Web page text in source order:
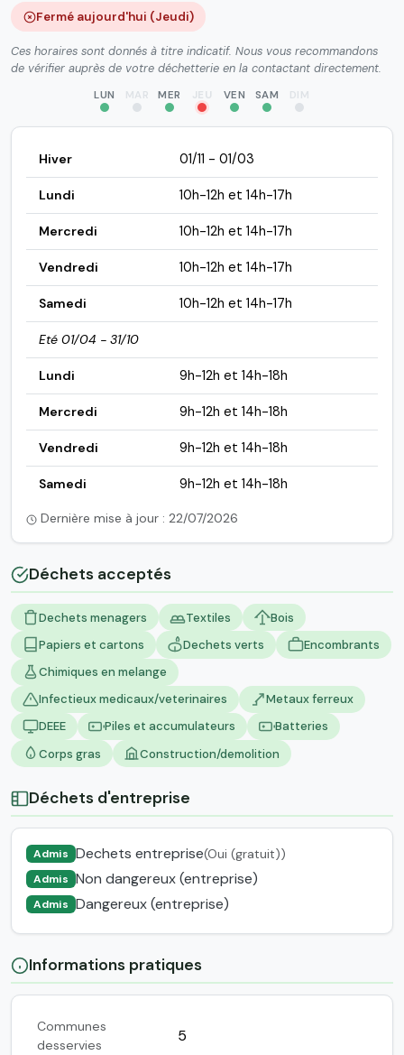
Fermé aujourd'hui (Jeudi)
Ces horaires sont donnés à titre indicatif. Nous vous recommandons
de vérifier auprès de votre déchetterie en la contactant directement.
LUN MAR MER JEU VEN SAM DIM
Hiver 01/11 - 01/03
Lundi 10h-12h et 14h-17h
Mercredi 10h-12h et 14h-17h
Vendredi 10h-12h et 14h-17h
Samedi 10h-12h et 14h-17h
Eté 01/04 - 31/10
Lundi 9h-12h et 14h-18h
Mercredi 9h-12h et 14h-18h
Vendredi 9h-12h et 14h-18h
Samedi 9h-12h et 14h-18h
Dernière mise à jour : 22/07/2026
Déchets acceptés
Dechets menagers Textiles
Bois
Papiers et cartons
Dechets verts
Encombrants
Chimiques en melange
Infectieux medicaux/veterinaires
Metaux ferreux
DEEE
Piles et accumulateurs
Batteries
Corps gras
Construction/demolition
Déchets d'entreprise
Admis Dechets entreprise(Oui (gratuit))
Admis Non dangereux (entreprise)
Admis Dangereux (entreprise)
Informations pratiques
Communes
desservies
5